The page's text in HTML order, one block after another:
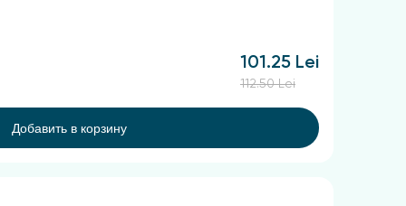
101.25 Lei
112.50 Lei
Добавить в корзину